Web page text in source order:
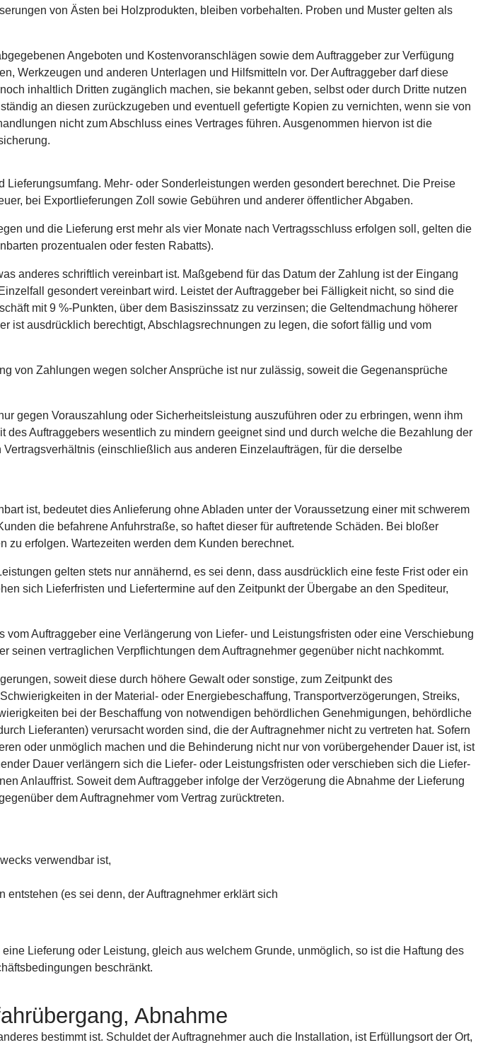
von Ästen bei Holzprodukten, bleiben vorbehalten. Proben und Muster gelten als
Angeboten und Kostenvoranschlägen sowie dem Auftraggeber zur Verfügung
Werkzeugen und anderen Unterlagen und Hilfsmitteln vor. Der Auftraggeber darf diese
inhaltlich Dritten zugänglich machen, sie bekannt geben, selbst oder durch Dritte nutzen
an diesen zurückzugeben und eventuell gefertigte Kopien zu vernichten, wenn sie von
nicht zum Abschluss eines Vertrages führen. Ausgenommen hiervon ist die
Mehr- oder Sonderleistungen werden gesondert berechnet. Die Preise
bei Exportlieferungen Zoll sowie Gebühren und anderer öffentlicher Abgaben.
und die Lieferung erst mehr als vier Monate nach Vertragsschluss erfolgen soll, gelten die
prozentualen oder festen Rabatts).
anderes schriftlich vereinbart ist. Maßgebend für das Datum der Zahlung ist der Eingang
gesondert vereinbart wird. Leistet der Auftraggeber bei Fälligkeit nicht, so sind die
mit 9 %-Punkten, über dem Basiszinssatz zu verzinsen; die Geltendmachung höherer
ist ausdrücklich berechtigt, Abschlagsrechnungen zu legen, die sofort fällig und vom
von Zahlungen wegen solcher Ansprüche ist nur zulässig, soweit die Gegenansprüche
gegen Vorauszahlung oder Sicherheitsleistung auszuführen oder zu erbringen, wenn ihm
Auftraggebers wesentlich zu mindern geeignet sind und durch welche die Bezahlung der
(einschließlich aus anderen Einzelaufträgen, für die derselbe
ist, bedeutet dies Anlieferung ohne Abladen unter der Voraussetzung einer mit schwerem
die befahrene Anfuhrstraße, so haftet dieser für auftretende Schäden. Bei bloßer
zu erfolgen. Wartezeiten werden dem Kunden berechnet.
gelten stets nur annähernd, es sei denn, dass ausdrücklich eine feste Frist oder ein
sich Lieferfristen und Liefertermine auf den Zeitpunkt der Übergabe an den Spediteur,
Auftraggeber eine Verlängerung von Liefer- und Leistungsfristen oder eine Verschiebung
vertraglichen Verpflichtungen dem Auftragnehmer gegenüber nicht nachkommt.
soweit diese durch höhere Gewalt oder sonstige, zum Zeitpunkt des
in der Material- oder Energiebeschaffung, Transportverzögerungen, Streiks,
bei der Beschaffung von notwendigen behördlichen Genehmigungen, behördliche
Lieferanten) verursacht worden sind, die der Auftragnehmer nicht zu vertreten hat. Sofern
oder unmöglich machen und die Behinderung nicht nur von vorübergehender Dauer ist, ist
Dauer verlängern sich die Liefer- oder Leistungsfristen oder verschieben sich die Liefer-
Anlauffrist. Soweit dem Auftraggeber infolge der Verzögerung die Abnahme der Lieferung
dem Auftragnehmer vom Vertrag zurücktreten.
verwendbar ist,
(es sei denn, der Auftragnehmer erklärt sich
Lieferung oder Leistung, gleich aus welchem Grunde, unmöglich, so ist die Haftung des
beschränkt.
Abnahme
bestimmt ist. Schuldet der Auftragnehmer auch die Installation, ist Erfüllungsort der Ort,